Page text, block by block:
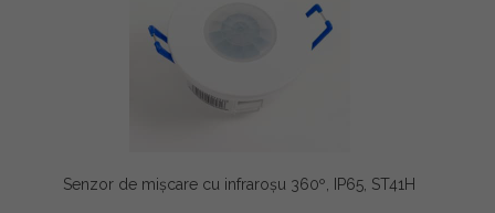
Senzor de mișcare cu infraroșu 360º, IP65, ST41H